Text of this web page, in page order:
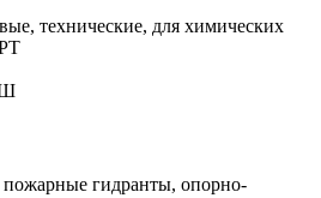
технические, для химических
гидранты, опорно-